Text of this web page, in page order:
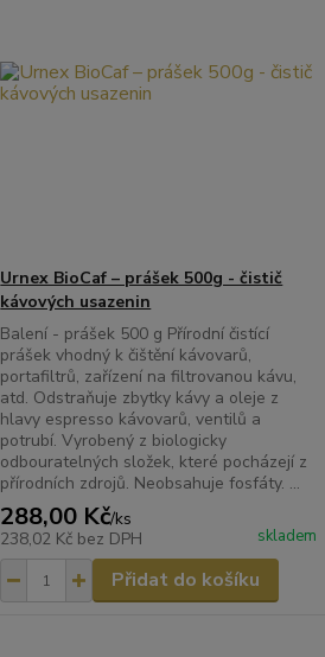
Urnex BioCaf – prášek 500g - čistič
kávových usazenin
Balení - prášek 500 g Přírodní čistící
prášek vhodný k čištění kávovarů,
portafiltrů, zařízení na filtrovanou kávu,
atd. Odstraňuje zbytky kávy a oleje z
hlavy espresso kávovarů, ventilů a
potrubí. Vyrobený z biologicky
odbouratelných složek, které pocházejí z
přírodních zdrojů. Neobsahuje fosfáty. ...
288,00 Kč/ks
238,02 Kč bez DPH skladem
Přidat do košíku